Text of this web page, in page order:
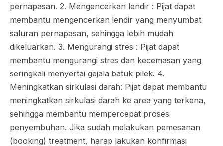
pernapasan. 2. Mengencerkan lendir : Pijat dapat
membantu mengencerkan lendir yang menyumbat
saluran pernapasan, sehingga lebih mudah
dikeluarkan. 3. Mengurangi stres : Pijat dapat
membantu mengurangi stres dan kecemasan yang
seringkali menyertai gejala batuk pilek. 4.
Meningkatkan sirkulasi darah: Pijat dapat membantu
meningkatkan sirkulasi darah ke area yang terkena,
sehingga membantu mempercepat proses
penyembuhan. Jika sudah melakukan pemesanan
(booking) treatment, harap lakukan konfirmasi